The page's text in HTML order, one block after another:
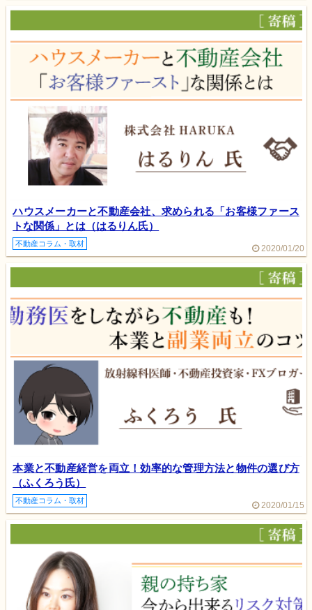
ハウスメーカーと不動産会社、求められる「お客様ファース
トな関係」とは（はるりん氏）
不動産コラム・取材 2020/01/20
本業と不動産経営を両立！効率的な管理方法と物件の選び方
（ふくろう氏）
不動産コラム・取材 2020/01/15